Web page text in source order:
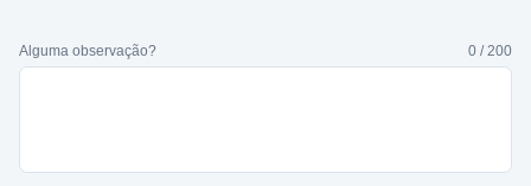
Alguma observação? 0 / 200